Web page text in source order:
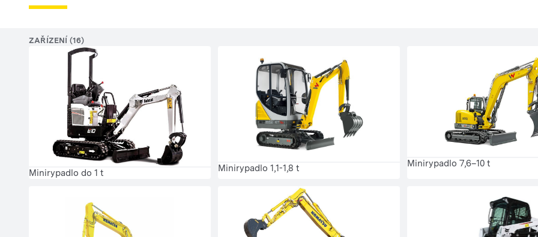
ZAŘÍZENÍ (16)
Minirypadlo do 1 t Minirypadlo 1,1-1,8 t Minirypadlo 7,6–10 t